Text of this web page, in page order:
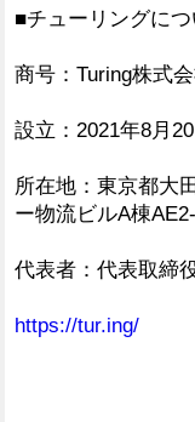
■チューリングにつ
商号：Turing株式
設立：2021年8月20
所在地：東京都大
ー物流ビルA棟
代表者：代表取締
https://tur.ing/